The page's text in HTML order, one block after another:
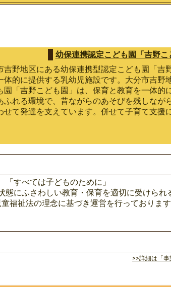
幼保連携認定こども園「吉野こ
吉野地区にある幼保連携型認定こども園「吉
体的に提供する乳幼児施設です。大分市吉野
園「吉野こども園」は、保育と教育を一体的
ふれる環境で、昔ながらのあそびを残しなが
せて発達を支えています。併せて子育て支援
「すべては子どものために」
態にふさわしい教育・保育を適切に受けられ
福祉法の理念に基づき運営を行っておりま
>>詳細は「